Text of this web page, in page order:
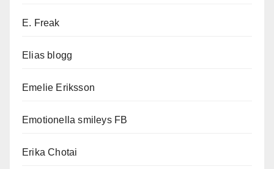
E. Freak
Elias blogg
Emelie Eriksson
Emotionella smileys FB
Erika Chotai